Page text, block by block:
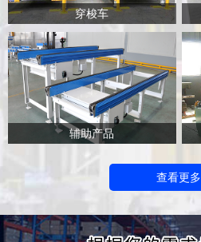
穿梭车
辅助产品
查看更多